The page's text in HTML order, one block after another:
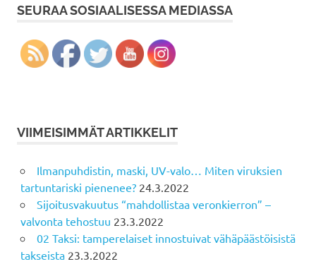
SEURAA SOSIAALISESSA MEDIASSA
VIIMEISIMMÄT ARTIKKELIT
Ilmanpuhdistin, maski, UV-valo… Miten viruksien
tartuntariski pienenee? 24.3.2022
Sijoitusvakuutus “mahdollistaa veronkierron” –
valvonta tehostuu 23.3.2022
02 Taksi: tamperelaiset innostuivat vähäpäästöisistä
takseista 23.3.2022